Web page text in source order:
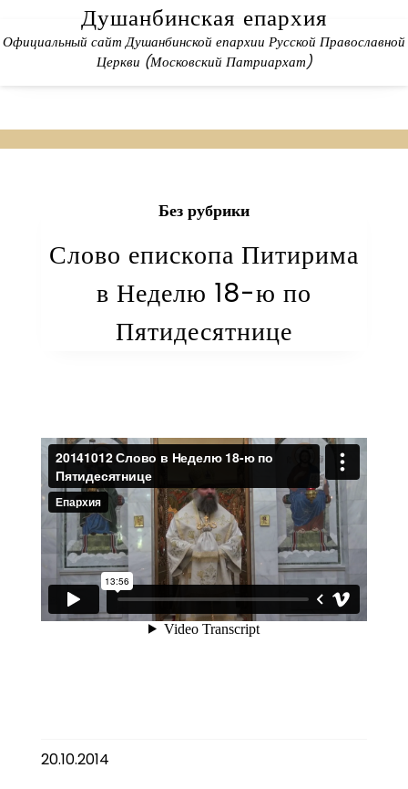
content
Душанбинская епархия
Официальный сайт Душанбинской епархии Русской Православной
Церкви (Московский Патриархат)
Без рубрики
Слово епископа Питирима
в Неделю 18-ю по
Пятидесятнице
20.10.2014